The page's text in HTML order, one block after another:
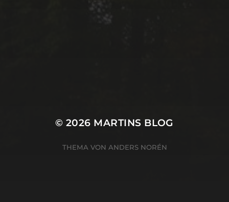
© 2026 MARTINS BLOG
THEMA VON ANDERS NORÉN